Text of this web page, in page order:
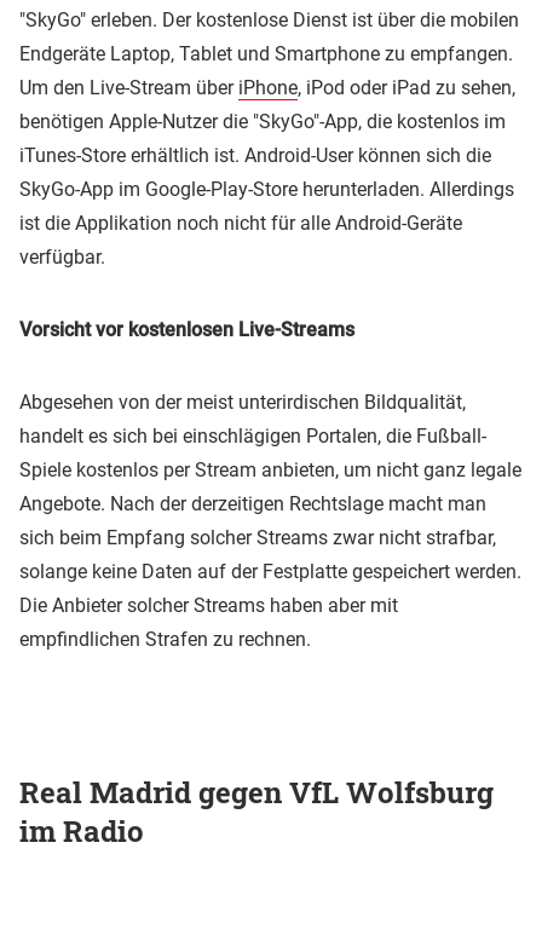
"SkyGo" erleben. Der kostenlose Dienst ist über die mobilen
Endgeräte Laptop, Tablet und Smartphone zu empfangen.
Um den Live-Stream über iPhone, iPod oder iPad zu sehen,
benötigen Apple-Nutzer die "SkyGo"-App, die kostenlos im
iTunes-Store erhältlich ist. Android-User können sich die
SkyGo-App im Google-Play-Store herunterladen. Allerdings
ist die Applikation noch nicht für alle Android-Geräte
verfügbar.
Vorsicht vor kostenlosen Live-Streams
Abgesehen von der meist unterirdischen Bildqualität,
handelt es sich bei einschlägigen Portalen, die Fußball-
Spiele kostenlos per Stream anbieten, um nicht ganz legale
Angebote. Nach der derzeitigen Rechtslage macht man
sich beim Empfang solcher Streams zwar nicht strafbar,
solange keine Daten auf der Festplatte gespeichert werden.
Die Anbieter solcher Streams haben aber mit
empfindlichen Strafen zu rechnen.
Real Madrid gegen VfL Wolfsburg
im Radio